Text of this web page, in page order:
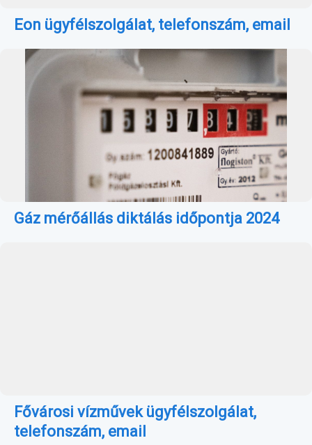
Eon ügyfélszolgálat, telefonszám, email
Gáz mérőállás diktálás időpontja 2024
Fővárosi vízművek ügyfélszolgálat,
telefonszám, email